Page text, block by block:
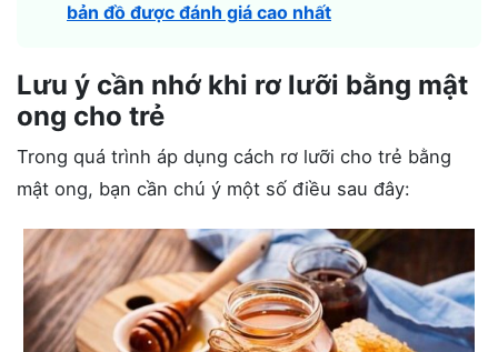
bản đồ được đánh giá cao nhất
Lưu ý cần nhớ khi rơ lưỡi bằng mật
ong cho trẻ
Trong quá trình áp dụng cách rơ lưỡi cho trẻ bằng
mật ong, bạn cần chú ý một số điều sau đây: